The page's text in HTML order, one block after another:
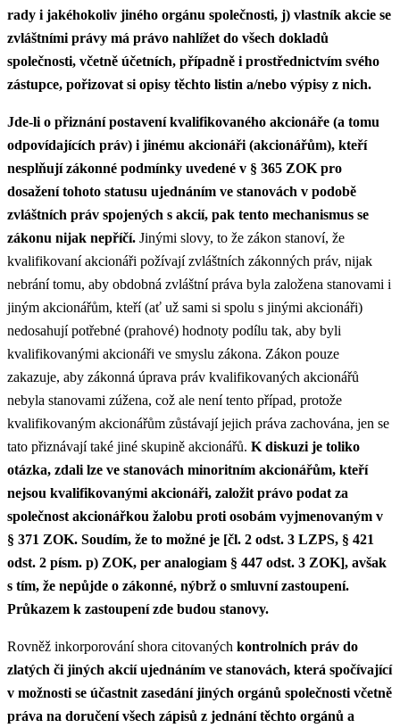
rady i jakéhokoliv jiného orgánu společnosti, j) vlastník akcie se
zvláštními právy má právo nahlížet do všech dokladů
společnosti, včetně účetních, případně i prostřednictvím svého
zástupce, pořizovat si opisy těchto listin a/nebo výpisy z nich.
Jde-li o přiznání postavení kvalifikovaného akcionáře (a tomu
odpovídajících práv) i jinému akcionáři (akcionářům), kteří
nesplňují zákonné podmínky uvedené v § 365 ZOK pro
dosažení tohoto statusu ujednáním ve stanovách v podobě
zvláštních práv spojených s akcií, pak tento mechanismus se
zákonu nijak nepříčí. Jinými slovy, to že zákon stanoví, že
kvalifikovaní akcionáři požívají zvláštních zákonných práv, nijak
nebrání tomu, aby obdobná zvláštní práva byla založena stanovami i
jiným akcionářům, kteří (ať už sami si spolu s jinými akcionáři)
nedosahují potřebné (prahové) hodnoty podílu tak, aby byli
kvalifikovanými akcionáři ve smyslu zákona. Zákon pouze
zakazuje, aby zákonná úprava práv kvalifikovaných akcionářů
nebyla stanovami zúžena, což ale není tento případ, protože
kvalifikovaným akcionářům zůstávají jejich práva zachována, jen se
tato přiznávají také jiné skupině akcionářů. K diskuzi je toliko
otázka, zdali lze ve stanovách minoritním akcionářům, kteří
nejsou kvalifikovanými akcionáři, založit právo podat za
společnost akcionářkou žalobu proti osobám vyjmenovaným v
§ 371 ZOK. Soudím, že to možné je [čl. 2 odst. 3 LZPS, § 421
odst. 2 písm. p) ZOK, per analogiam § 447 odst. 3 ZOK], avšak
s tím, že nepůjde o zákonné, nýbrž o smluvní zastoupení.
Průkazem k zastoupení zde budou stanovy.
Rovněž inkorporování shora citovaných kontrolních práv do
zlatých či jiných akcií ujednáním ve stanovách, která spočívající
v možnosti se účastnit zasedání jiných orgánů společnosti včetně
práva na doručení všech zápisů z jednání těchto orgánů a